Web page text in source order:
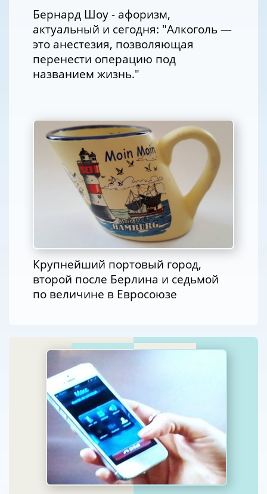
Бернард Шоу - афоризм,
актуальный и сегодня: "Алкоголь —
это анестезия, позволяющая
перенести операцию под
названием жизнь."
Крупнейший портовый город,
второй после Берлина и седьмой
по величине в Евросоюзе